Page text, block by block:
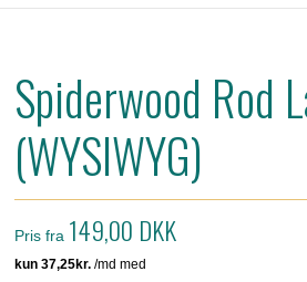
Spiderwood Rod
(WYSIWYG)
Pris fra 149,00 DKK